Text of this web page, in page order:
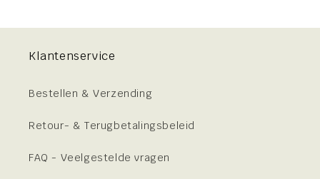
Klantenservice
Bestellen & Verzending
Retour- & Terugbetalingsbeleid
FAQ - Veelgestelde vragen